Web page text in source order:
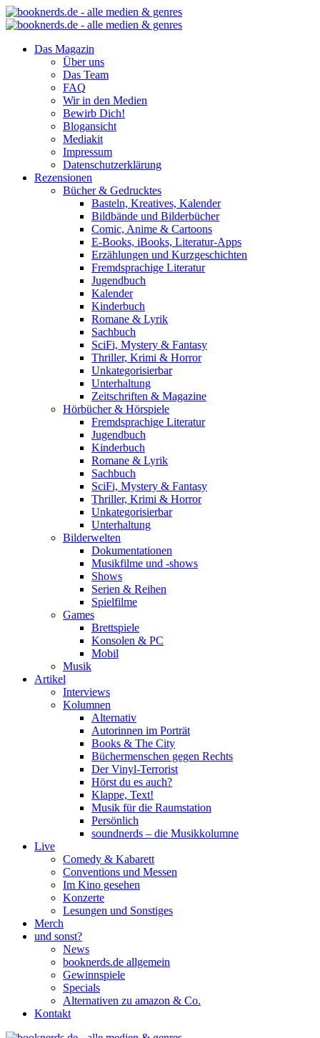
Das Magazin
Über uns
Das Team
FAQ
Wir in den Medien
Bewirb Dich!
Blogansicht
Mediakit
Impressum
Datenschutzerklärung
Rezensionen
Bücher & Gedrucktes
Basteln, Kreatives, Kalender
Bildbände und Bilderbücher
Comic, Anime & Cartoons
E-Books, iBooks, Literatur-Apps
Erzählungen und Kurzgeschichten
Fremdsprachige Literatur
Jugendbuch
Kalender
Kinderbuch
Romane & Lyrik
Sachbuch
SciFi, Mystery & Fantasy
Thriller, Krimi & Horror
Unkategorisierbar
Unterhaltung
Zeitschriften & Magazine
Hörbücher & Hörspiele
Fremdsprachige Literatur
Jugendbuch
Kinderbuch
Romane & Lyrik
Sachbuch
SciFi, Mystery & Fantasy
Thriller, Krimi & Horror
Unkategorisierbar
Unterhaltung
Bilderwelten
Dokumentationen
Musikfilme und -shows
Shows
Serien & Reihen
Spielfilme
Games
Brettspiele
Konsolen & PC
Mobil
Musik
Artikel
Interviews
Kolumnen
Alternativ
Autorinnen im Porträt
Books & The City
Büchermenschen gegen Rechts
Der Vinyl-Terrorist
Hörst du es auch?
Klappe, Text!
Musik für die Raumstation
Persönlich
soundnerds – die Musikkolumne
Live
Comedy & Kabarett
Conventions und Messen
Im Kino gesehen
Konzerte
Lesungen und Sonstiges
Merch
und sonst?
News
booknerds.de allgemein
Gewinnspiele
Specials
Alternativen zu amazon & Co.
Kontakt